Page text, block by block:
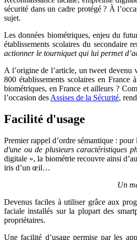
sécurité dans un cadre protégé ? À
sujet.
Les données biométriques, enjeu du
établissements scolaires du secondaire
actionner le tourniquet qui lui permet
A l’origine de l’article, un tweet
800 établissements scolaires en
biométriques, en France et ailleurs ?
l’occasion des Assises de la Sécurité,
Facilité d'usage
Premier rappel d’ordre sémantique :
d'une ou de plusieurs caractéristiques
digitale », la biométrie recouvre ainsi
iris d’un œil…
Un
Devenus faciles à utiliser grâce aux
faciale installés sur la plupart des
propriétaires.
Une facilité d’usage permise par les